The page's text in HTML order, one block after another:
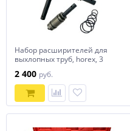
Набор расширителей для
выхлопных труб, horex, 3
25.1.091W
2 400 руб.